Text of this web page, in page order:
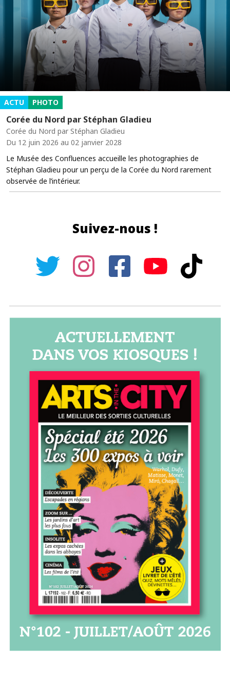
ACTU PHOTO
Corée du Nord par Stéphan Gladieu
Corée du Nord par Stéphan Gladieu
Du 12 juin 2026 au 02 janvier 2028
Le Musée des Confluences accueille les photographies de
Stéphan Gladieu pour un perçu de la Corée du Nord rarement
observée de l’intérieur.
Suivez-nous !